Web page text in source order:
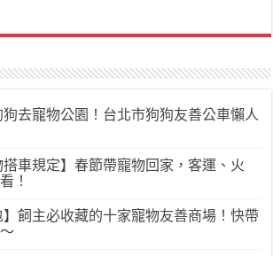
狗去寵物公園！台北市狗狗友善公車懶人
搭車規定】春節帶寵物回家，客運、火
！
】飼主必收藏的十家寵物友善商場！快帶